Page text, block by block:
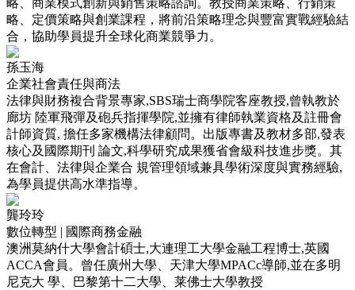
略、定價策略與創業課程，將前沿策略理念與豐富實戰經驗結
合，協助學員提升全球化商業競爭力。
孫玉海
企業社會責任與商法
法律與財務複合背景專家,SBS瑞士商學院客座教授,曾執教於
廊坊 陸軍飛彈及砲兵指揮學院,並擁有律師執業資格及註冊會
計師資質, 擔任多家機構法律顧問。出版專書及教材多部,發表
核心及國際期刊 論文,科學研究成果獲省會級科技進步獎。其
在會計、法律與企業合 規管理領域兼具學術深度與實務經驗,
為學員提供高水準指導。
龔玲玲
數位轉型 | 國際商務金融
澳洲莫納什大學會計碩士,大連理工大學金融工程博士,英國
ACCA會員。曾任廣州大學、天津大學MPACc導師,並在多明
尼克大 學、巴黎第十二大學、莱佛士大學教授